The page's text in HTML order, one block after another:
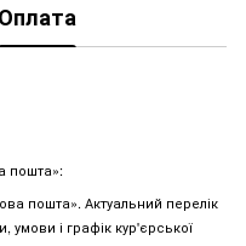
Оплата
пошта»:
пошта». Актуальний перелік
умови і графік кур'єрської